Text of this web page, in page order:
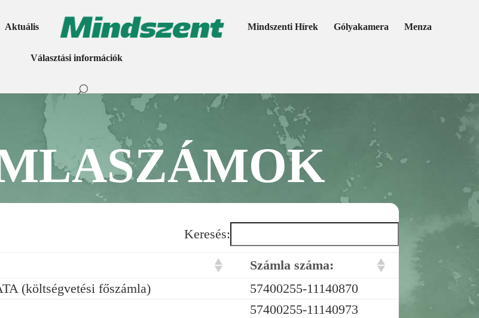
Aktuális Mindszenti Hírek Gólyakamera Menza
Választási információk
Keresés:
Számla száma:
(költségvetési főszámla)
57400255-11140870
57400255-11140973